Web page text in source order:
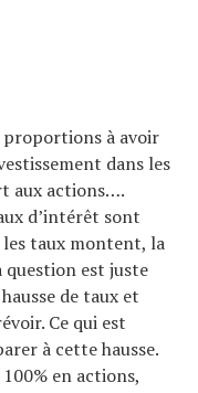
à avoir
dans les
aux actions….
d’intérêt sont
taux montent, la
question est juste
de taux et
Ce qui est
à cette hausse.
en actions,